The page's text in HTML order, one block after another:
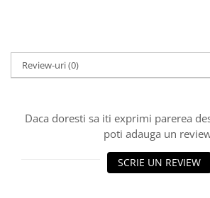
Review-uri(0)
Daca doresti sa iti exprimi parerea
poti adauga un
SCRIE UN REVIEW